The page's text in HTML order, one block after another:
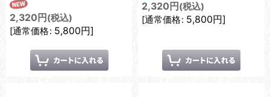
2,320 円 (税込)
[通常価格: 5,800円]
2,320 円 (税込)
[通常価格: 5,800円]